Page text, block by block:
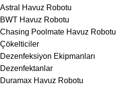
Astral Havuz Robotu
BWT Havuz Robotu
Chasing Poolmate Havuz Robotu
Çökelticiler
Dezenfeksiyon Ekipmanları
Dezenfektanlar
Duramax Havuz Robotu